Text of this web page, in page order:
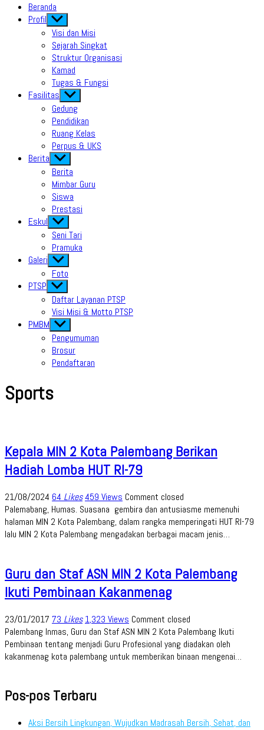
Beranda
Profil Show
sub
menu
Visi dan Misi
Sejarah Singkat
Struktur Organisasi
Kamad
Tugas & Fungsi
Fasilitas Show
sub
menu
Gedung
Pendidikan
Ruang Kelas
Perpus & UKS
Berita Show
sub
menu
Berita
Mimbar Guru
Siswa
Prestasi
Eskul Show
sub
menu
Seni Tari
Pramuka
Galeri Show
sub
menu
Foto
PTSP Show
sub
menu
Daftar Layanan PTSP
Visi Misi & Motto PTSP
PMBM Show
sub
menu
Pengumuman
Brosur
Pendaftaran
Sports
Kepala MIN 2 Kota Palembang Berikan
Hadiah Lomba HUT RI-79
21/08/2024 64 Likes459 Views Comment closed
Palemabang, Humas. Suasana gembira dan antusiasme memenuhi
halaman MIN 2 Kota Palembang, dalam rangka memperingati HUT RI-79
lalu MIN 2 Kota Palembang mengadakan berbagai macam jenis…
Guru dan Staf ASN MIN 2 Kota Palembang
Ikuti Pembinaan Kakanmenag
23/01/2017 73 Likes 1,323 Views Comment closed
Palembang Inmas, Guru dan Staf ASN MIN 2 Kota Palembang Ikuti
Pembinaan tentang menjadi Guru Profesional yang diadakan oleh
kakanmenag kota palembang untuk memberikan binaan mengenai…
Pos-pos Terbaru
Aksi Bersih Lingkungan, Wujudkan Madrasah Bersih, Sehat, dan